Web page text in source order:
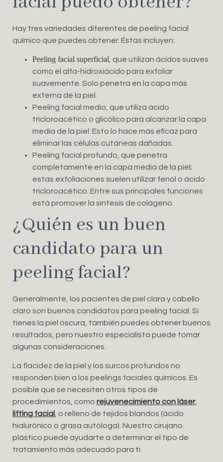
Hay tres variedades diferentes de peeling facial
químico que puedes obtener. Éstas incluyen:
Peeling facial superficial , que utilizan ácidos suaves
como el alfa-hidroxiácido para exfoliar
suavemente. Solo penetra en la capa más
externa de la piel.
Peeling facial medio, que utiliza ácido
tricloroacético o glicólico para alcanzar la capa
media de la piel. Esto lo hace más eficaz para
eliminar las células cutáneas dañadas.
Peeling facial profundo, que penetra
completamente en la capa media de la piel;
estas exfoliaciones suelen utilizar fenol o ácido
tricloroacético. Entre sus principales funciones
está promover la síntesis de colágeno.
¿Quién es un buen
candidato para un
peeling facial?
Generalmente, los pacientes de piel clara y cabello
claro son buenos candidatos para peeling facial. Si
tienes la piel oscura, también puedes obtener buenos
resultados, pero nuestro especialista puede tomar
algunas consideraciones.
La flacidez de la piel y los surcos profundos no
responden bien a los peelings faciales químicos. Es
posible que se necesiten otros tipos de
procedimientos, como rejuvenecimiento con láser,
lifting facial , o relleno de tejidos blandos (ácido
hialurónico o grasa autóloga). Nuestro cirujano
plástico puede ayudarte a determinar el tipo de
tratamiento más adecuado para ti.